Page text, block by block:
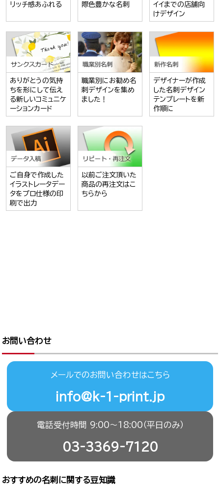
リッチ感あふれる
際色豊かな名刺
イイまでの店舗向
けデザイン
ありがとうの気持
ちを形にして伝え
る新しいコミュニケ
ーションカード
職業別にお勧め名
刺デザインを集め
ました！
デザイナーが作成
した名刺デザイン
テンプレートを新
作順に
ご自身で作成した
イラストレータデー
タをプロ仕様の印
刷で出力
以前ご注文頂いた
商品の再注文はこ
ちらから
お問い合わせ
メールでのお問い合わせはこちら
info@k-1-print.jp
電話受付時間 9:00〜18:00（平日のみ）
03-3369-7120
おすすめの名刺に関する豆知識